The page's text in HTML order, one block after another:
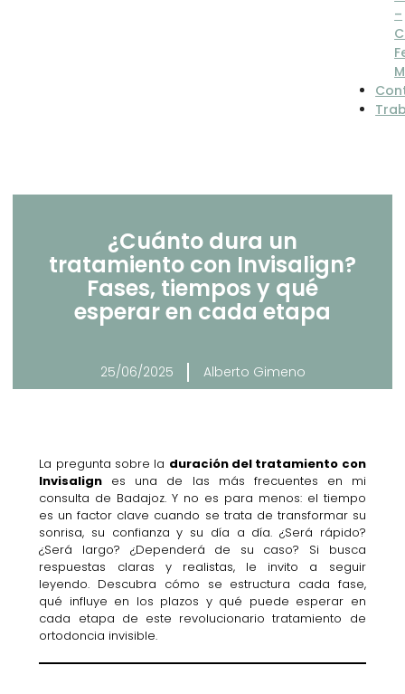
–
¿Cuánto dura un
tratamiento con Invisalign?
Fases, tiempos y qué
esperar en cada etapa
25/06/2025 Alberto Gimeno
La pregunta sobre la duración del tratamiento con
Invisalign es una de las más frecuentes en mi
consulta de Badajoz. Y no es para menos: el tiempo
es un factor clave cuando se trata de transformar su
sonrisa, su confianza y su día a día. ¿Será rápido?
¿Será largo? ¿Dependerá de su caso? Si busca
respuestas claras y realistas, le invito a seguir
leyendo. Descubra cómo se estructura cada fase,
qué influye en los plazos y qué puede esperar en
cada etapa de este revolucionario tratamiento de
ortodoncia invisible.